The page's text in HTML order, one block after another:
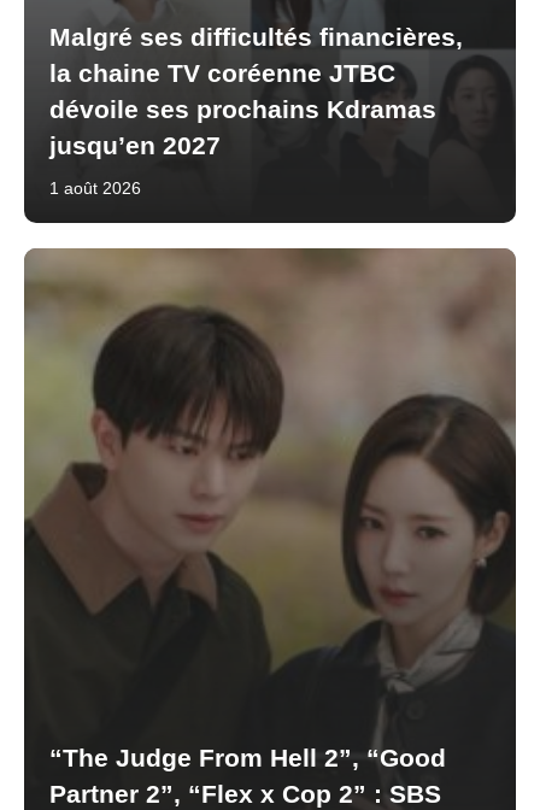
Malgré ses difficultés financières,
la chaine TV coréenne JTBC
dévoile ses prochains Kdramas
jusqu’en 2027
1 août 2026
“The Judge From Hell 2”, “Good
Partner 2”, “Flex x Cop 2” : SBS